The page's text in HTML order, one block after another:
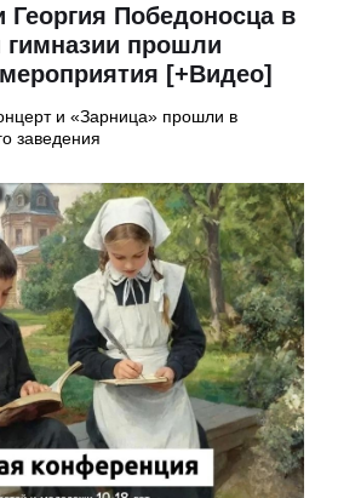
Георгия Победоносца в
гимназии прошли
[+Видео]
и «Зарница» прошли в
заведения